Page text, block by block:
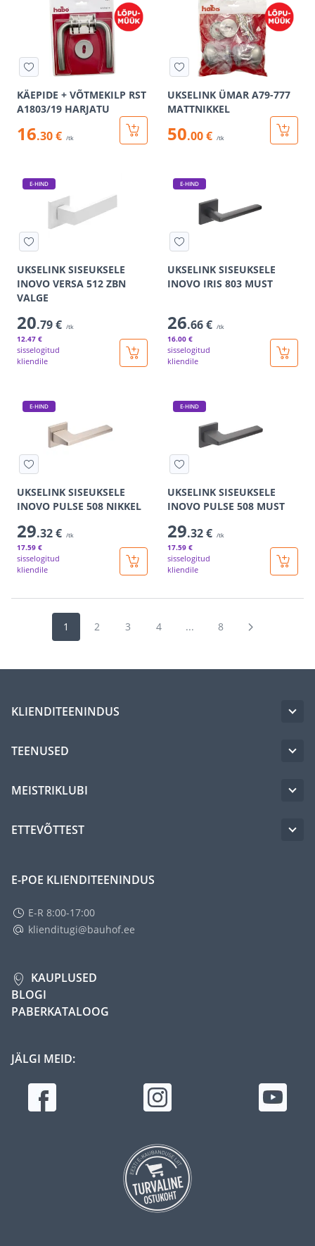
KÄEPIDE + VÕTMEKILP RST
A1803/19 HARJATU
16.30 € /tk
UKSELINK ÜMAR A79-777
MATTNIKKEL
50.00 € /tk
E-HIND
UKSELINK SISEUKSELE
INOVO VERSA 512 ZBN
VALGE
20.79 € /tk
12.47 €
sisselogitud
kliendile
E-HIND
UKSELINK SISEUKSELE
INOVO IRIS 803 MUST
26.66 € /tk
16.00 €
sisselogitud
kliendile
E-HIND
UKSELINK SISEUKSELE
INOVO PULSE 508 NIKKEL
29.32 € /tk
17.59 €
sisselogitud
kliendile
E-HIND
UKSELINK SISEUKSELE
INOVO PULSE 508 MUST
29.32 € /tk
17.59 €
sisselogitud
kliendile
1 2 3 4 ... 8
KLIENDITEENINDUS
TEENUSED
MEISTRIKLUBI
ETTEVÕTTEST
E-POE KLIENDITEENINDUS
E-R 8:00-17:00
klienditugi@bauhof.ee
KAUPLUSED
BLOGI
PABERKATALOOG
JÄLGI MEID: